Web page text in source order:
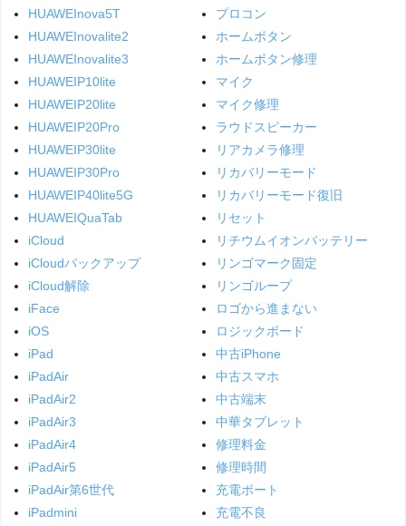
HUAWEInova5T
HUAWEInovalite2
HUAWEInovalite3
HUAWEIP10lite
HUAWEIP20lite
HUAWEIP20Pro
HUAWEIP30lite
HUAWEIP30Pro
HUAWEIP40lite5G
HUAWEIQuaTab
iCloud
iCloudバックアップ
iCloud解除
iFace
iOS
iPad
iPadAir
iPadAir2
iPadAir3
iPadAir4
iPadAir5
iPadAir第6世代
iPadmini
プロコン
ホームボタン
ホームボタン修理
マイク
マイク修理
ラウドスピーカー
リアカメラ修理
リカバリーモード
リカバリーモード復旧
リセット
リチウムイオンバッテリー
リンゴマーク固定
リンゴループ
ロゴから進まない
ロジックボード
中古iPhone
中古スマホ
中古端末
中華タブレット
修理料金
修理時間
充電ポート
充電不良